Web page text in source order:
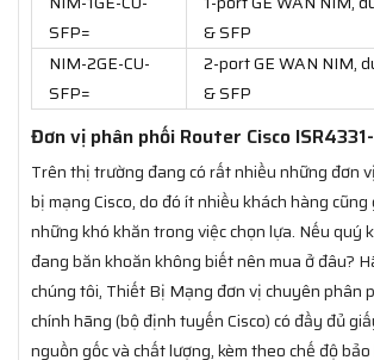
SFP=
& SFP
NIM-2GE-CU-
SFP=
2-port GE WAN NIM,
& SFP
Đơn vị phân phối Router Cisco
Trên thị trường đang có rất nhiều những đơn
bị mạng Cisco, do đó ít nhiều khách hàng
những khó khăn trong việc chọn lựa. Nếu quý
đang băn khoăn không biết nên mua ở đâu?
chúng tôi, Thiết Bị Mạng đơn vị chuyên phân
chính hãng (bộ định tuyến Cisco) có đầy đủ
nguồn gốc và chất lượng, kèm theo chế độ